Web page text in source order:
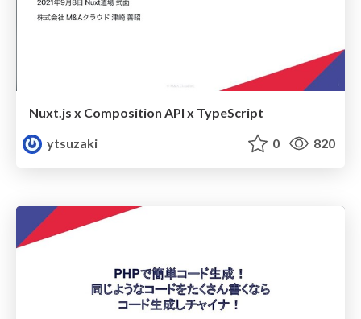
Nuxt.js x Composition API x TypeScript
ytsuzaki
0 820